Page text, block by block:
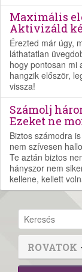
Maximális
Aktivizáld
Érezted már úgy,
láthatatlan
hogy pontosan mi
hangzik először,
vissza!
Számolj
Ezeket ne
Biztos számodra
nem szívesen
Te aztán biztos
hányszor nem
kellene, kellett
ROVATOK